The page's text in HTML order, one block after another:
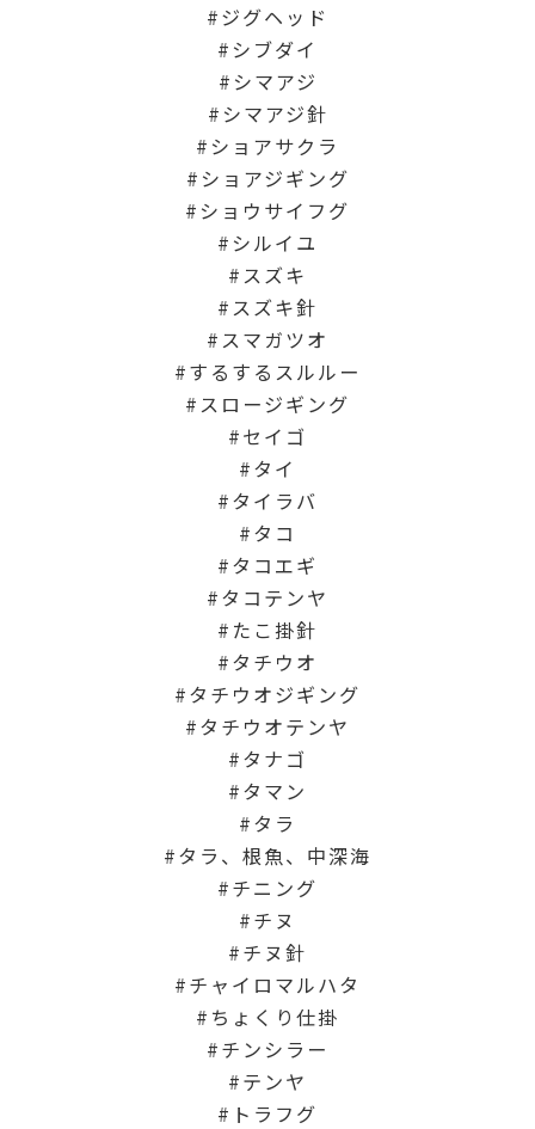
ジグヘッド
シブダイ
シマアジ
シマアジ針
ショアサクラ
ショアジギング
ショウサイフグ
シルイユ
スズキ
スズキ針
スマガツオ
するするスルルー
スロージギング
セイゴ
タイ
タイラバ
タコ
タコエギ
タコテンヤ
たこ掛針
タチウオ
タチウオジギング
タチウオテンヤ
タナゴ
タマン
タラ
タラ、根魚、中深海
チニング
チヌ
チヌ針
チャイロマルハタ
ちょくり仕掛
チンシラー
テンヤ
トラフグ